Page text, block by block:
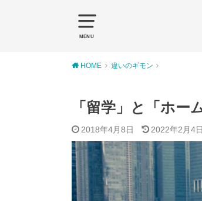
MENU
HOME 違いのギモン
「留学」と「ホ
2018年4月8日 2022年2月4日